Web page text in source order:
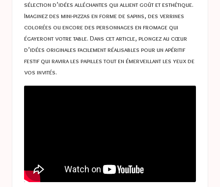
sélection d’idées alléchantes qui allient goût et esthétique.
Imaginez des mini-pizzas en forme de sapins, des verrines
colorées ou encore des personnages en fromage qui
égayeront votre table. Dans cet article, plongez au cœur
d’idées originales facilement réalisables pour un apéritif
festif qui ravira les papilles tout en émerveillant les yeux de
vos invités.